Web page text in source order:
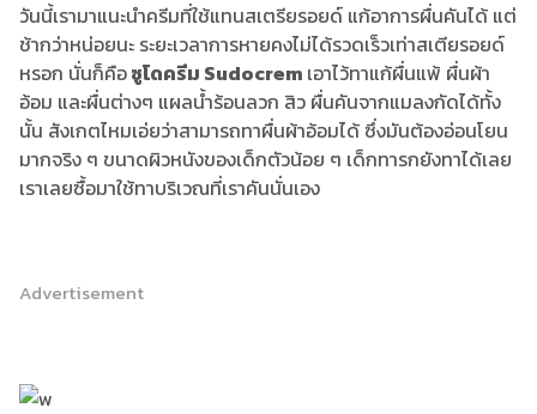
วันนี้เรามาแนะนำครีมที่ใช้แทนสเตรียรอยด์ แก้อาการผื่นคันได้ แต่
ช้ากว่าหน่อยนะ ระยะเวลาการหายคงไม่ได้รวดเร็วเท่าสเตียรอยด์
หรอก นั่นก็คือซูโดครีม Sudocrem เอาไว้ทาแก้ผื่นแพ้ ผื่นผ้า
อ้อม และผื่นต่างๆ แผลน้ำร้อนลวก สิว ผื่นคันจากแมลงกัดได้ทั้ง
นั้น สังเกตไหมเอ่ยว่าสามารถทาผื่นผ้าอ้อมได้ ซึ่งมันต้องอ่อนโยน
มากจริง ๆ ขนาดผิวหนังของเด็กตัวน้อย ๆ เด็กทารกยังทาได้เลย
เราเลยซื้อมาใช้ทาบริเวณที่เราคันนั่นเอง
Advertisement